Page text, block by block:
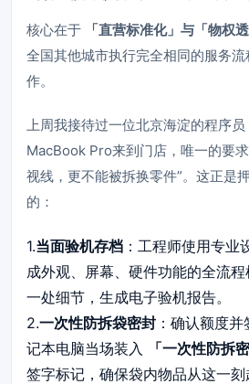
核心在于 「直营标准化」与「物权透
全国其他城市执行完全相同的服务
作。
上周我接待过一位北京海淀的程序
MacBook Pro来到门店，唯一的要
视线，更不能被拆换零件”。这正是
的：
1.当面验机存档 ：工程师使用专业
成外观、屏幕、硬件功能的全流
一处细节，生成电子验机报告。
2.一次性防拆袋密封 ：确认额度
记本电脑当场装入
「一次性防拆
签字标记，确保袋内物品从这一